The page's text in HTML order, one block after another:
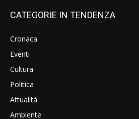
CATEGORIE IN TENDENZA
Cronaca
Eventi
Cultura
Politica
Attualità
Ambiente